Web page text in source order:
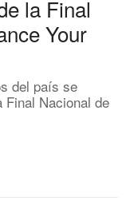
la Final
Your
del país se
Final Nacional de